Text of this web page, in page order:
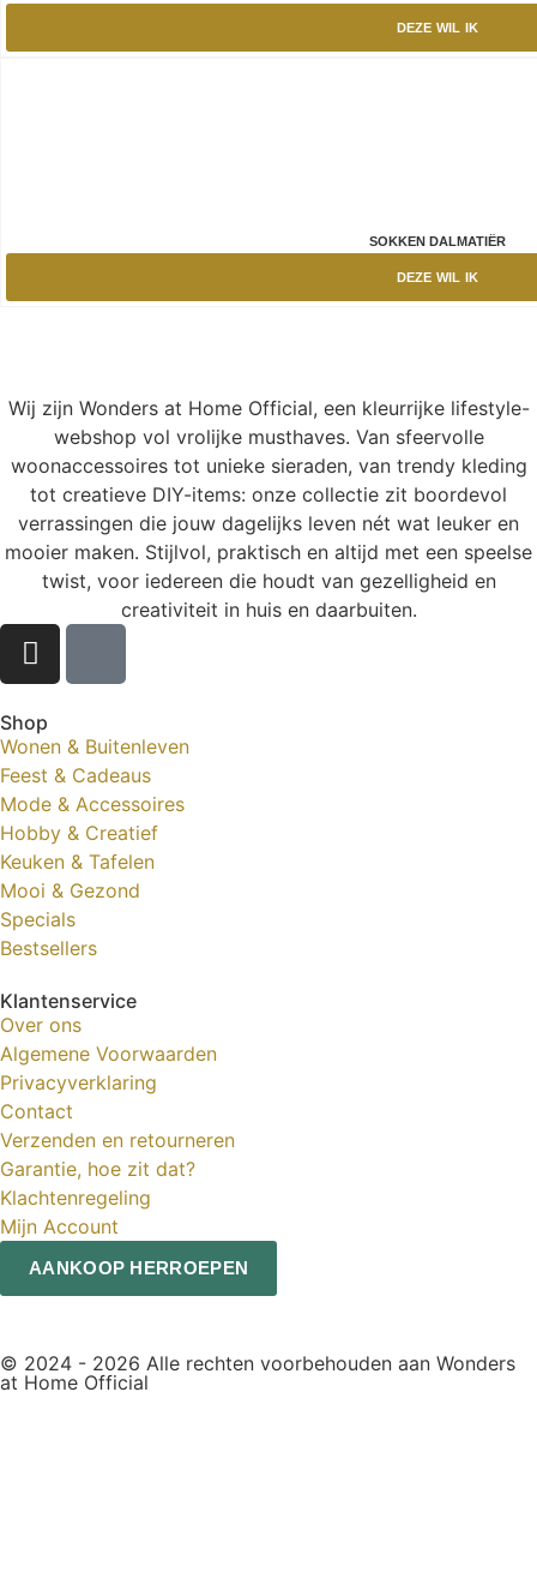
DEZE WIL IK
SOKKEN DALMATIËR
DEZE WIL IK
Wij zijn Wonders at Home Official, een kleurrijke lifestyle-
webshop vol vrolijke musthaves. Van sfeervolle
woonaccessoires tot unieke sieraden, van trendy kleding
tot creatieve DIY-items: onze collectie zit boordevol
verrassingen die jouw dagelijks leven nét wat leuker en
mooier maken. Stijlvol, praktisch en altijd met een speelse
twist, voor iedereen die houdt van gezelligheid en
creativiteit in huis en daarbuiten.
Shop
Wonen & Buitenleven
Feest & Cadeaus
Mode & Accessoires
Hobby & Creatief
Keuken & Tafelen
Mooi & Gezond
Specials
Bestsellers
Klantenservice
Over ons
Algemene Voorwaarden
Privacyverklaring
Contact
Verzenden en retourneren
Garantie, hoe zit dat?
Klachtenregeling
Mijn Account
AANKOOP HERROEPEN
© 2024 - 2026 Alle rechten voorbehouden aan Wonders
at Home Official